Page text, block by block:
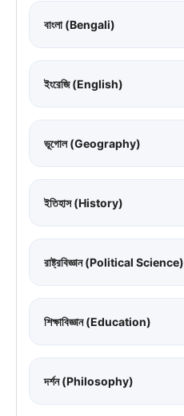
বাংলা (Bengali)
ইংরেজি (English)
ভূগোল (Geography)
ইতিহাস (History)
রাষ্ট্রবিজ্ঞান (Political Science)
শিক্ষাবিজ্ঞান (Education)
দর্শন (Philosophy)